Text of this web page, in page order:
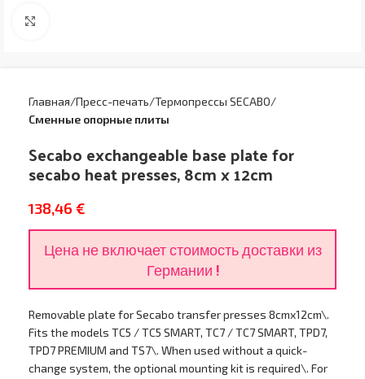
Главная Пресс-печать Термопрессы SECABO
Сменные опорные плиты
Secabo exchangeable base plate for
secabo heat presses, 8cm x 12cm
138,46 €
Цена не включает стоимость доставки из
Германии !
Removable plate for Secabo transfer presses 8cmx12cm\.
Fits the models TC5 / TC5 SMART, TC7 / TC7 SMART, TPD7,
TPD7 PREMIUM and TS7\. When used without a quick-
change system, the optional mounting kit is required\. For